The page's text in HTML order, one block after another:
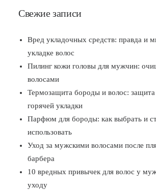
Свежие записи
Вред укладочных средств: правда и
укладке волос
Пилинг кожи головы для мужчин:
волосами
Термозащита бороды и волос:
горячей укладки
Парфюм для бороды: как выбрать и
использовать
Уход за мужскими волосами после
барбера
10 вредных привычек для волос у
уходу